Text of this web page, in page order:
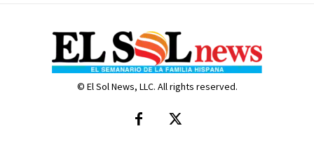
© El Sol News, LLC. All rights reserved.